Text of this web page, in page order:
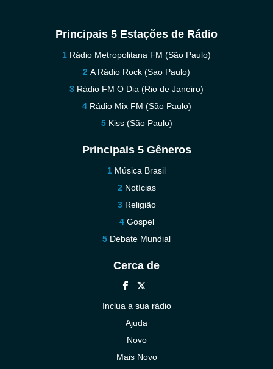
Principais 5 Estações de Rádio
Rádio Metropolitana FM (São Paulo)
A Rádio Rock (Sao Paulo)
Rádio FM O Dia (Rio de Janeiro)
Rádio Mix FM (São Paulo)
Kiss (São Paulo)
Principais 5 Gêneros
Música Brasil
Notícias
Religião
Gospel
Debate Mundial
Cerca de
Inclua a sua rádio
Ajuda
Novo
Mais Novo